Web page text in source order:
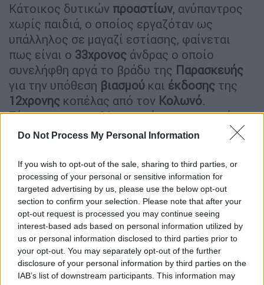
Do Not Process My Personal Information
If you wish to opt-out of the sale, sharing to third parties, or
processing of your personal or sensitive information for
targeted advertising by us, please use the below opt-out
section to confirm your selection. Please note that after your
opt-out request is processed you may continue seeing
interest-based ads based on personal information utilized by
us or personal information disclosed to third parties prior to
your opt-out. You may separately opt-out of the further
disclosure of your personal information by third parties on the
IAB’s list of downstream participants. This information may
Κάτοικος δυτικών προαστίων, ανύπαντρος
χωρίς παιδιά, ο οποίος εργαζόταν ως
υπάλληλος σε μαγαζί εστίασης, φαίνεται
πως είναι ο 33χρονος άνδρας ο οποίο
συνελήφθη αργά το βράδυ της Παρασκευής
για την υπόθεση βιασμού και έκδοσης της
12χρονης κοπέλας από τον Κολωνό.
Σύμφωνα με τον Mega, πρόκειται για ακόμα
έναν «άνθρωπο της διπλανής πόρτας» που
Ηλίας Μίχος.
Ό δικηγόρος του33χρονουπήγε στη ΓΑΔΑ το
Σάββατο 15 Οκτωβρίου προκειμένου να
ετοιμάσουν την υπερασπιστική του γραμμή.
Η πλευρά του κατηγορούμενου, που φέρεται
ναέχει βιάσει 2 φορές το κορίτσιέναντι
αμοιβής κοντά στο μετρό σταΣεπόλια, όπου
συνήθιζε να εκδίδει το κορίτσι ο Ηλίας